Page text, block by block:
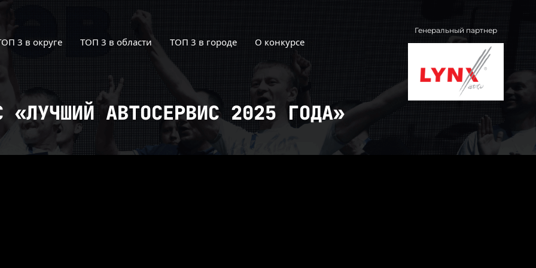
3 в округе ТОП 3 в области ТОП 3 в городе О конкурсе
Генеральный партнер
«ЛУЧШИЙ АВТОСЕРВИС 2025 ГОДА»